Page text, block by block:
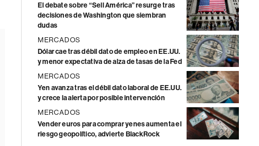
El debate sobre “Sell América” resurge tras
decisiones de Washington que siembran
dudas
MERCADOS
Dólar cae tras débil dato de empleo en EE.UU.
y menor expectativa de alza de tasas de la Fed
MERCADOS
Yen avanza tras el débil dato laboral de EE.UU.
y crece la alerta por posible intervención
MERCADOS
Vender euros para comprar yenes aumenta el
riesgo geopolítico, advierte BlackRock